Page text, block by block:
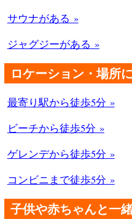
サウナがある »
ジャグジーがある »
ロケーション・場所
最寄り駅から徒歩5分 »
ビーチから徒歩5分 »
ゲレンデから徒歩5分 »
コンビニまで徒歩5分 »
子供や赤ちゃんと一